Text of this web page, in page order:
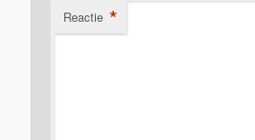
Reactie *